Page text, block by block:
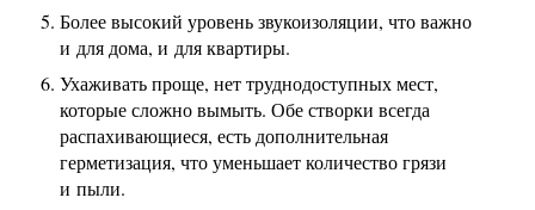
Более высокий уровень звукоизоляции, что важно
и для дома, и для квартиры.
Ухаживать проще, нет труднодоступных мест,
которые сложно вымыть. Обе створки всегда
распахивающиеся, есть дополнительная
герметизация, что уменьшает количество грязи
и пыли.